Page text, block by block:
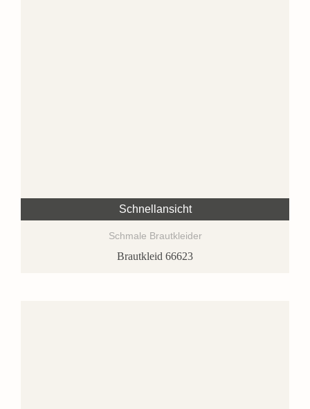
Schnellansicht
Schmale Brautkleider
Brautkleid 66623